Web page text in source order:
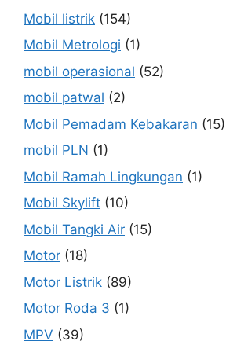
Mobil listrik (154)
Mobil Metrologi (1)
mobil operasional (52)
mobil patwal (2)
Mobil Pemadam Kebakaran (15)
mobil PLN (1)
Mobil Ramah Lingkungan (1)
Mobil Skylift (10)
Mobil Tangki Air (15)
Motor (18)
Motor Listrik (89)
Motor Roda 3 (1)
MPV (39)